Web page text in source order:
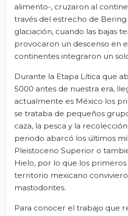
alimento-, cruzaron al
través del estrecho de
glaciación, cuando las bajas
provocaron un descenso en
continentes integraron un
Durante la Etapa Lítica que
5000 antes de nuestra era,
actualmente es México los
se trataba de pequeños
caza, la pesca y la
periodo abarcó los últimos
Pleistoceno Superior o
Hielo, por lo que los
territorio mexicano
mastodontes.
Para conocer el trabajo que